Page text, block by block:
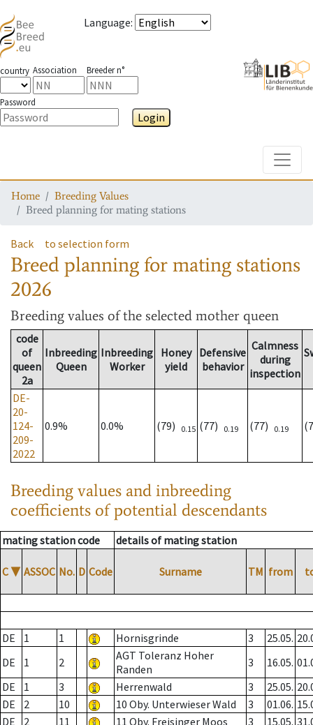
Language:
country Association Breeder n°
Password
Login
Home
Breeding Values
Breed planning for mating stations
Back to selection form
Breed planning for mating stations
2026
Breeding values of the selected mother queen
code
of
queen
2a
Inbreeding
Queen
Inbreeding
Worker
Honey
yield
Defensive
behavior
Calmness
during
inspection
DE-
20-
124-
209-
2022
0.9% 0.0% (79) 0.15 (77) 0.19 (77) 0.19
Breeding values and inbreeding
coefficients of potential descendants
mating station code details of mating station
C ▼ ASSOC No. D Code Surname TM from
DE 1 1 Hornisgrinde 3 25.05.
DE
1 2
AGT Toleranz Hoher
Randen
3 16.05.
DE
1 3 Herrenwald 3 25.05.
DE
2 10 10 Oby. Unterwieser Wald 3 01.06.
DE
2 11 11 Oby. Freisinger Moos 3 15.05.